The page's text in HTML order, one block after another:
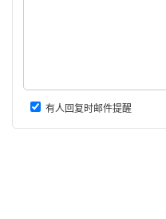
有人回复时邮件提醒